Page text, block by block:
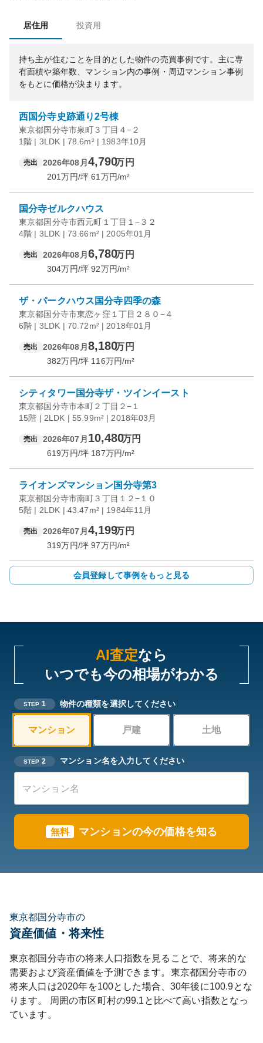
居住用 投資用
持ち主が住むことを目的とした物件の売買事例です。 主に専
有面積や築年数、マンション内の事例・周辺マンション事例
をもとに価格が決まります。
西国分寺史跡通り2号棟
東京都国分寺市泉町３丁目４−２
1階 | 3LDK | 78.6m² | 1983年10月
売出 2026年08月 4,790万円
201万円/坪 61 万円/m²
国分寺ゼルクハウス
東京都国分寺市西元町１丁目１−３２
4階 | 3LDK | 73.66m² | 2005年01月
売出 2026年08月 6,780万円
304万円/坪 92万円/m²
ザ・パークハウス国分寺四季の森
東京都国分寺市東恋ヶ窪１丁目２８０−４
6階 | 3LDK | 70.72m² | 2018年01月
売出 2026年08月 8,180万円
382万円/坪 116万円/m²
シティタワー国分寺ザ・ツインイースト
東京都国分寺市本町２丁目２−１
15階 | 2LDK | 55.99m² | 2018年03月
売出 2026年07月 10,480万円
619万円/坪 187万円/m²
ライオンズマンション国分寺第3
東京都国分寺市南町３丁目１２−１０
5階 | 2LDK | 43.47m² | 1984年11月
売出 2026年07月 4,199万円
319万円/坪 97万円/m²
会員登録して事例をもっと見る
AI査定なら
いつでも今の相場がわかる
STEP 1 物件の種類を選択してください
マンション 戸建 土地
STEP 2 マンション名を入力してください
無料 マンションの今の価格を知る
東京都国分寺市の
資産価値・将来性
東京都国分寺市の将来人口指数を見ることで、将来的な
需要および資産価値を予測できます。 東京都国分寺市の
将来人口は2020年を100とした場合、30年後に100.9とな
ります。
周囲の市区町村の99.1 と比べて高い指数となっ
ています。